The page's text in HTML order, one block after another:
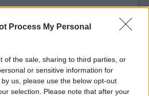
Process My Personal
of the sale, sharing to third parties, or
or sensitive information for
us, please use the below opt-out
selection. Please note that after your
magyar szövegét a
Szilárd és a művészeti
vezetője Riederauer Richárd,
a jelmezeket Bartha Andrea
Tihanyi Ákos.